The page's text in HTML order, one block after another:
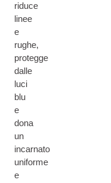
riduce
linee
e
rughe,
protegge
dalle
luci
blu
e
dona
un
incarnato
uniforme
e